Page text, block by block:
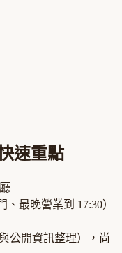
速重點
、最晚營業到 17:30）
公開資訊整理），尚